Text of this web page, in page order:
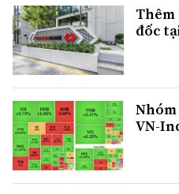
Thêm
đốc
VN-